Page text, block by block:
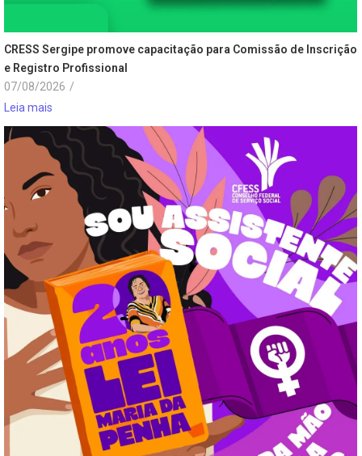
CRESS Sergipe promove capacitação para Comissão de Inscrição
e Registro Profissional
07/08/2026 /
Leia mais